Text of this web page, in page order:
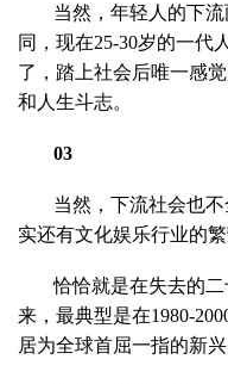
当然，年轻人的下
同，现在25-30岁的一代
了，踏上社会后唯一感
和人生斗志。
03
当然，下流社会也
实还有文化娱乐行业的繁
恰恰就是在失去的
来，最典型是在1980-
居为全球首屈一指的新兴